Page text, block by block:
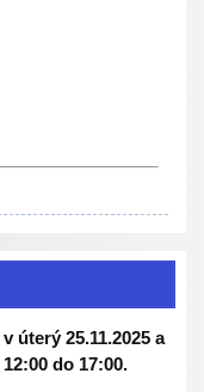
úterý 25.11.2025 a
do 17:00.